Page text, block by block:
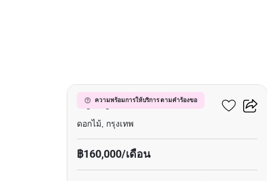
ความพร้อมการให้บริการ ตามคำร้องขอ
บลูลากูน 2 บางนา-วงแหวน
ดอกไม้, กรุงเทพ
฿160,000/เดือน